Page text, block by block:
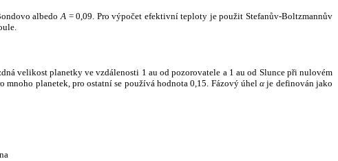
albedo A = 0,09. Pro výpočet efektivní teploty je použit Stefanův-Boltzmannův
velikost planetky ve vzdálenosti 1 au od pozorovatele a 1 au od Slunce při nulovém
mnoho planetek, pro ostatní se používá hodnota 0,15. Fázový úhelα je definován jako